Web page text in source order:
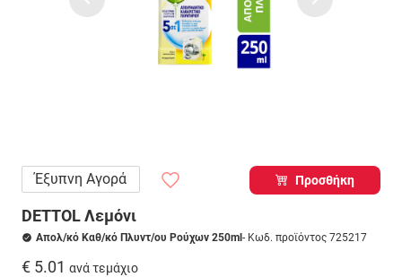
Έξυπνη Αγορά Προσθήκη
DETTOL Λεμόνι
Απολ/κό Καθ/κό Πλυντ/ου Ρούχων 250ml - Κωδ. προϊόντος 725217
€ 5.01 ανά τεμάχιο